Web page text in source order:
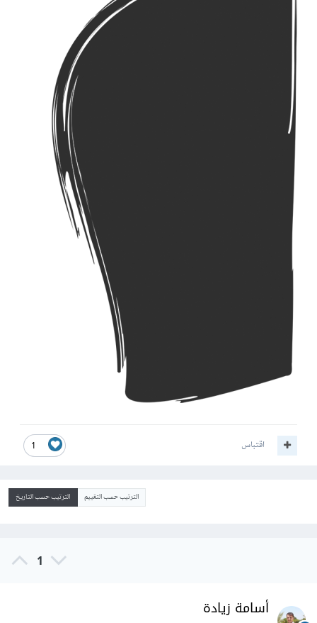
1 اقتباس
الترتيب حسب التقييم الترتيب حسب التاريخ
1
أسامة زيادة